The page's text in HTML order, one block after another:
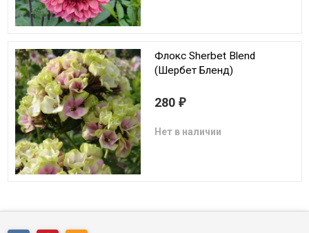
Флокс Sherbet Blend
(Шербет Бленд)
280 ₽
Нет в наличии